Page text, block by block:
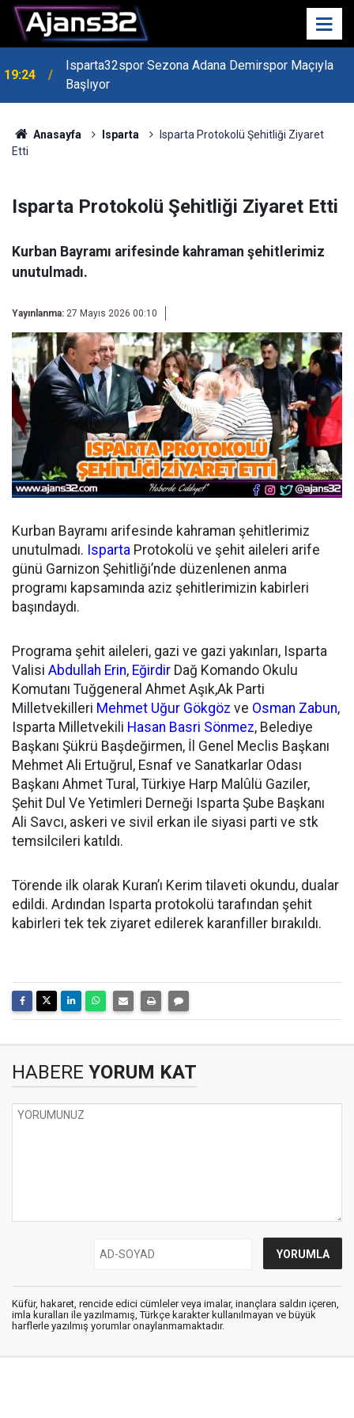
19:24
Isparta32spor Sezona Adana Demirspor Maçıyla
Başlıyor
19:22 Isparta Kredi Batağında
Anasayfa Isparta
Isparta Protokolü Şehitliği Ziyaret
Etti
Isparta Protokolü Şehitliği Ziyaret Etti
Kurban Bayramı arifesinde kahraman şehitlerimiz
unutulmadı.
Yayınlanma: 27 Mayıs 2026 00:10
Kurban Bayramı arifesinde kahraman şehitlerimiz
unutulmadı. Isparta Protokolü ve şehit aileleri arife
günü Garnizon Şehitliği’nde düzenlenen anma
programı kapsamında aziz şehitlerimizin kabirleri
başındaydı.
Programa şehit aileleri, gazi ve gazi yakınları, Isparta
Valisi Abdullah Erin, Eğirdir Dağ Komando Okulu
Komutanı Tuğgeneral Ahmet Aşık,Ak Parti
Milletvekilleri Mehmet Uğur Gökgöz ve Osman Zabun,
Isparta Milletvekili Hasan Basri Sönmez, Belediye
Başkanı Şükrü Başdeğirmen, İl Genel Meclis Başkanı
Mehmet Ali Ertuğrul, Esnaf ve Sanatkarlar Odası
Başkanı Ahmet Tural, Türkiye Harp Malûlü Gaziler,
Şehit Dul Ve Yetimleri Derneği Isparta Şube Başkanı
Ali Savcı, askeri ve sivil erkan ile siyasi parti ve stk
temsilcileri katıldı.
Törende ilk olarak Kuran’ı Kerim tilaveti okundu, dualar
edildi. Ardından Isparta protokolü tarafından şehit
kabirleri tek tek ziyaret edilerek karanfiller bırakıldı.
HABERE YORUM KAT
Küfür, hakaret, rencide edici cümleler veya imalar, inançlara saldırı içeren,
imla kuralları ile yazılmamış, Türkçe karakter kullanılmayan ve büyük
harflerle yazılmış yorumlar onaylanmamaktadır.